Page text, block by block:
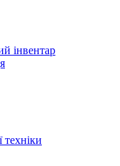
інвентар
техніки